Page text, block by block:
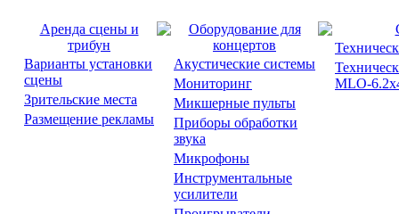
Аренда сцены и
трибун
Варианты установки
сцены
Зрительские места
Размещение рекламы
Оборудование для
концертов
Акустические системы
Мониторинг
Микшерные пульты
Приборы обработки
звука
Микрофоны
Инструментальные
усилители
MLO-